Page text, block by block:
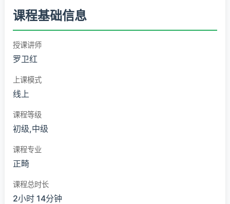
课程基础信息
授课讲师
罗卫红
上课模式
线上
课程等级
初级,中级
课程专业
正畸
课程总时长
2小时 14分钟